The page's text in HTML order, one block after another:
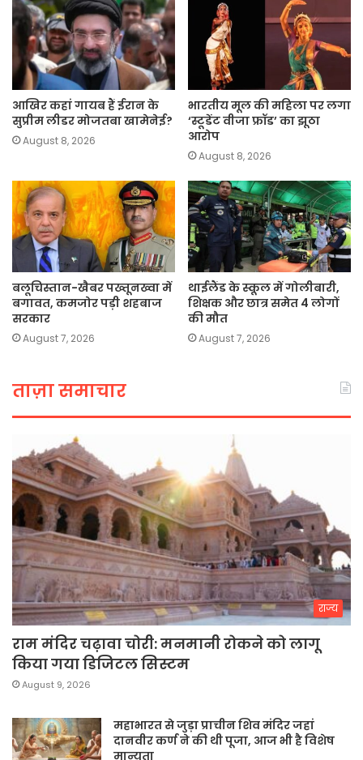
आखिर कहां गायब हैं ईरान के
सुप्रीम लीडर मोजतबा खामेनेई?
August 8, 2026
भारतीय मूल की महिला पर लगा
‘स्टूडेंट वीजा फ्रॉड’ का झूठा
आरोप
August 8, 2026
बलूचिस्तान-खैबर पख्तूनख्वा में
बगावत, कमजोर पड़ी शहबाज
सरकार
August 7, 2026
थाईलैंड के स्कूल में गोलीबारी,
शिक्षक और छात्र समेत 4 लोगों
की मौत
August 7, 2026
ताज़ा समाचार
राज्य
राम मंदिर चढ़ावा चोरी: मनमानी रोकने को लागू
किया गया डिजिटल सिस्टम
August 9, 2026
महाभारत से जुड़ा प्राचीन शिव मंदिर जहां
दानवीर कर्ण ने की थी पूजा, आज भी है विशेष
मान्यता